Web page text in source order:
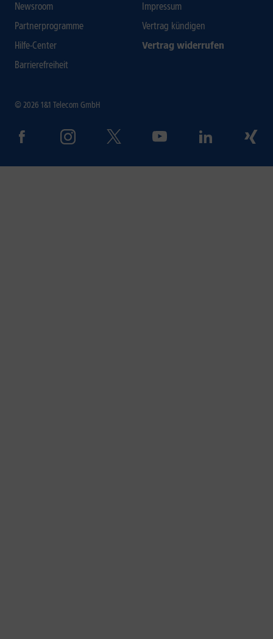
Newsroom
Partnerprogramme
Hilfe-Center
Barrierefreiheit
Impressum
Vertrag kündigen
Vertrag widerrufen
© 2026 1&1 Telecom GmbH